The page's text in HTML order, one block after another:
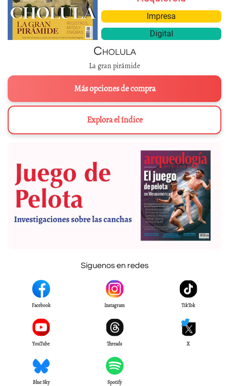
Impresa
Digital
Cholula
La gran pirámide
Más opciones de compra
Explora el índice
Síguenos en redes
Facebook Instagram TikTok
YouTube Threads X
Blue Sky Spotify